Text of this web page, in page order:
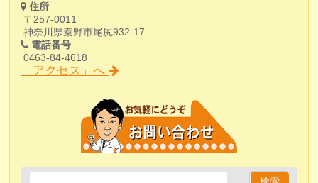
住所
〒257-0011
神奈川県秦野市尾尻932-17
電話番号
0463-84-4618
「アクセス」へ